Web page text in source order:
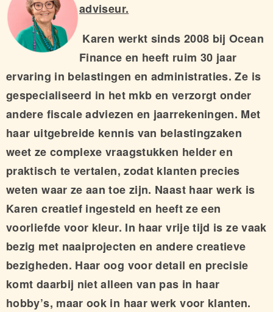
adviseur.
Karen werkt sinds 2008 bij Ocean
Finance en heeft ruim 30 jaar
ervaring in belastingen en administraties. Ze is
gespecialiseerd in het mkb en verzorgt onder
andere fiscale adviezen en jaarrekeningen. Met
haar uitgebreide kennis van belastingzaken
weet ze complexe vraagstukken helder en
praktisch te vertalen, zodat klanten precies
weten waar ze aan toe zijn. Naast haar werk is
Karen creatief ingesteld en heeft ze een
voorliefde voor kleur. In haar vrije tijd is ze vaak
bezig met naai­projecten en andere creatieve
bezigheden. Haar oog voor detail en precisie
komt daarbij niet alleen van pas in haar
hobby’s, maar ook in haar werk voor klanten.